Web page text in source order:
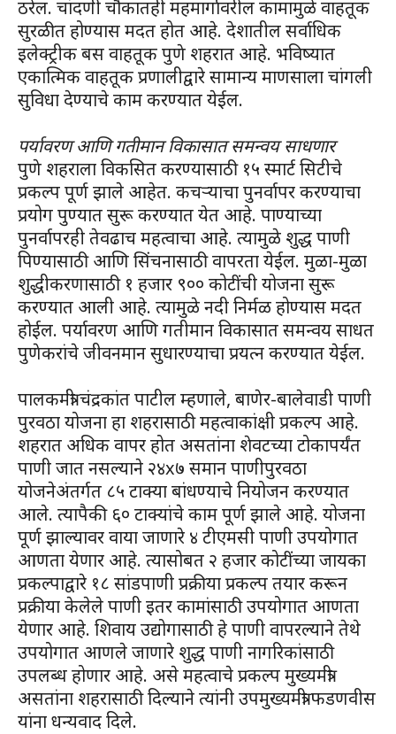
ठरेल. चांदणी चौकातही महमार्गावरील कामामुळे वाहतूक
सुरळीत होण्यास मदत होत आहे. देशातील सर्वाधिक
इलेक्ट्रीक बस वाहतूक पुणे शहरात आहे. भविष्यात
एकात्मिक वाहतूक प्रणालीद्वारे सामान्य माणसाला चांगली
सुविधा देण्याचे काम करण्यात येईल.
पर्यावरण आणि गतीमान विकासात समन्वय साधणार
पुणे शहराला विकसित करण्यासाठी १५ स्मार्ट सिटीचे
प्रकल्प पूर्ण झाले आहेत. कचऱ्याचा पुनर्वापर करण्याचा
प्रयोग पुण्यात सुरू करण्यात येत आहे. पाण्याच्या
पुनर्वापरही तेवढाच महत्वाचा आहे. त्यामुळे शुद्ध पाणी
पिण्यासाठी आणि सिंचनासाठी वापरता येईल. मुळा-मुळा
शुद्धीकरणासाठी १ हजार ९०० कोटींची योजना सुरू
करण्यात आली आहे. त्यामुळे नदी निर्मळ होण्यास मदत
होईल. पर्यावरण आणि गतीमान विकासात समन्वय साधत
पुणेकरांचे जीवनमान सुधारण्याचा प्रयत्न करण्यात येईल.
पालकमंत्री चंद्रकांत पाटील म्हणाले, बाणेर-बालेवाडी पाणी
पुरवठा योजना हा शहरासाठी महत्वाकांक्षी प्रकल्प आहे.
शहरात अधिक वापर होत असतांना शेवटच्या टोकापर्यंत
पाणी जात नसल्याने २४x७ समान पाणीपुरवठा
योजनेअंतर्गत ८५ टाक्या बांधण्याचे नियोजन करण्यात
आले. त्यापैकी ६० टाक्यांचे काम पूर्ण झाले आहे. योजना
पूर्ण झाल्यावर वाया जाणारे ४ टीएमसी पाणी उपयोगात
आणता येणार आहे. त्यासोबत २ हजार कोटींच्या जायका
प्रकल्पाद्वारे १८ सांडपाणी प्रक्रीया प्रकल्प तयार करून
प्रक्रीया केलेले पाणी इतर कामांसाठी उपयोगात आणता
येणार आहे. शिवाय उद्योगासाठी हे पाणी वापरल्याने तेथे
उपयोगात आणले जाणारे शुद्ध पाणी नागरिकांसाठी
उपलब्ध होणार आहे. असे महत्वाचे प्रकल्प मुख्यमंत्री
असतांना शहरासाठी दिल्याने त्यांनी उपमुख्यमंत्री फडणवीस
यांना धन्यवाद दिले.